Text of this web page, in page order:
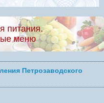
питания.
меню
Петрозаводского